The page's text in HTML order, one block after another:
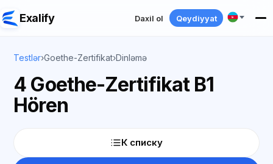
Exalify Daxil ol Qeydiyyat
Testlər›Goethe-Zertifikat›Dinləmə
4 Goethe-Zertifikat B1
Hören
К списку